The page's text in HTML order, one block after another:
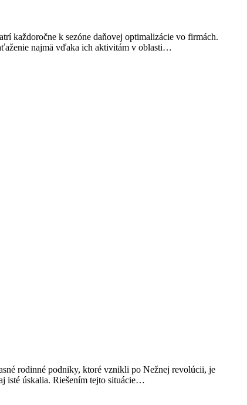
každoročne k sezóne daňovej optimalizácie vo firmách.
najmä vďaka ich aktivitám v oblasti…
rodinné podniky, ktoré vznikli po Nežnej revolúcii, je
isté úskalia. Riešením tejto situácie…